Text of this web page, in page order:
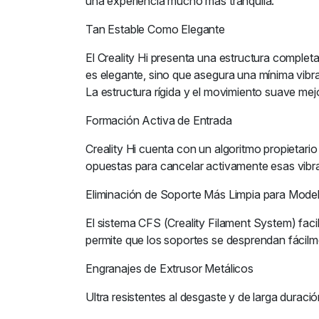
Tan Estable Como Elegante
El Creality Hi presenta una estructura
es elegante, sino que asegura una mínima
La estructura rígida y el movimiento suave
Formación Activa de Entrada
Creality Hi cuenta con un algoritmo
opuestas para cancelar activamente esas
Eliminación de Soporte Más Limpia para
El sistema CFS (Creality Filament System)
permite que los soportes se desprendan
Engranajes de Extrusor Metálicos
Ultra resistentes al desgaste y de larga